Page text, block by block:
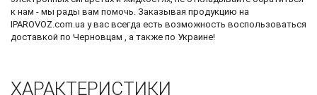
к нам - мы рады вам помочь. Заказывая продукцию на
IPAROVOZ.com.ua у вас всегда есть возможность воспользоваться
доставкой по Черновцам , а также по Украине!
ХАРАКТЕРИСТИКИ